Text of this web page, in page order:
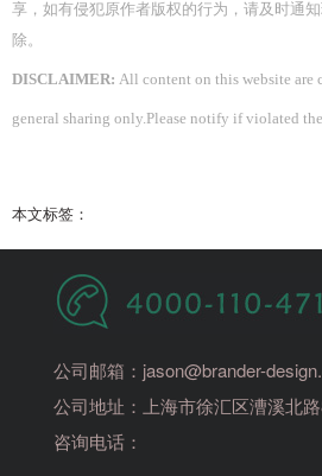
享，如有侵犯原作者版权的行为，请及时通知
除。
DISCLAIMER: All content on this website are
general sharing only.Please notify if violated
本文标签：
公司邮箱：jason@brander-
公司地址：上海市徐汇区漕溪北
咨询电话：